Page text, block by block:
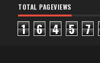
TOTAL PAGEVIEWS
1 6 4 5 7